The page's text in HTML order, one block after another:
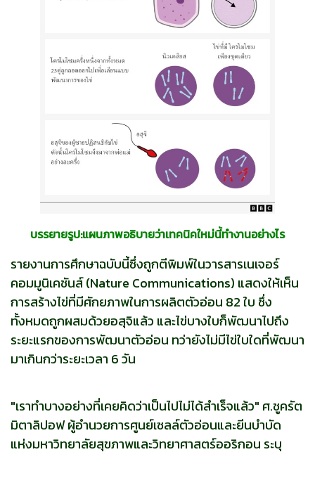
บรรยายรูป:แผนภาพอธิบายว่าเทคนิคใหม่นี้ทำงานอย่างไร
รายงานการศึกษาฉบับนี้ซึ่งถูกตีพิมพ์ในวารสารเนเจอร์
คอมมูนิเคชันส์ (Nature Communications) แสดงให้เห็น
การสร้างไข่ที่มีศักยภาพในการผลิตตัวอ่อน 82 ใบ ซึ่ง
ทั้งหมดถูกผสมด้วยอสุจิแล้ว และไข่บางใบก็พัฒนาไปถึง
ระยะแรกของการพัฒนาตัวอ่อน ทว่ายังไม่มีไข่ใบใดที่พัฒนา
มาเกินกว่าระยะเวลา 6 วัน
"เราทำบางอย่างที่เคยคิดว่าเป็นไปไม่ได้สำเร็จแล้ว" ศ.ชูครัต
มิตาลิปอฟ ผู้อำนวยการศูนย์เซลล์ตัวอ่อนและยีนบำบัด
แห่งมหาวิทยาลัยสุขภาพและวิทยาศาสตร์ออริกอน ระบุ